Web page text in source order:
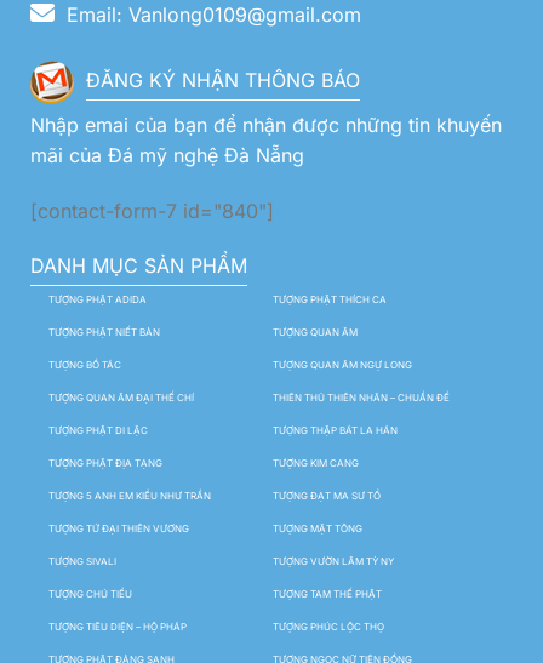
Email: Vanlong0109@gmail.com
ĐĂNG KÝ NHẬN THÔNG BÁO
Nhập emai của bạn để nhận được những tin khuyến
mãi của Đá mỹ nghệ Đà Nẵng
[contact-form-7 id="840"]
DANH MỤC SẢN PHẨM
TƯỢNG PHẬT ADIDA TƯỢNG PHẬT THÍCH CA
TƯỢNG PHẬT NIẾT BÀN TƯỢNG QUAN ÂM
TƯỢNG BỒ TÁC TƯỢNG QUAN ÂM NGỰ LONG
TƯỢNG QUAN ÂM ĐẠI THẾ CHÍ THIÊN THỦ THIÊN NHÃN – CHUẨN ĐỀ
TƯỢNG PHẬT DI LẶC TƯỢNG THẬP BÁT LA HÁN
TƯỢNG PHẬT ĐỊA TẠNG TƯỢNG KIM CANG
TƯỢNG 5 ANH EM KIỀU NHƯ TRẦN TƯỢNG ĐẠT MA SƯ TỔ
TƯỢNG TỨ ĐẠI THIÊN VƯƠNG TƯỢNG MẬT TÔNG
TƯỢNG SIVALI TƯỢNG VƯỜN LÂM TỲ NY
TƯỢNG CHÚ TIỂU TƯỢNG TAM THẾ PHẬT
TƯỢNG TIÊU DIỆN – HỘ PHÁP TƯỢNG PHÚC LỘC THỌ
TƯỢNG PHẬT ĐẢNG SANH TƯỢNG NGỌC NỮ TIÊN ĐỒNG